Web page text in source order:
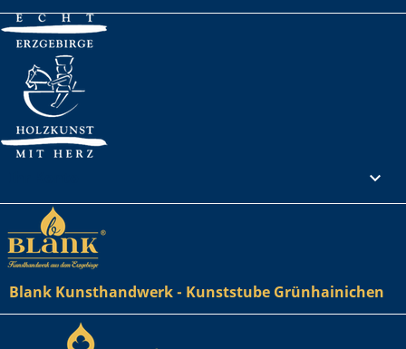

Blank Kunsthandwerk - Kunststube Grünhainichen